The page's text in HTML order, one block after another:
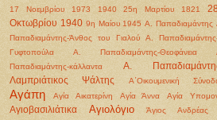
17 Νοεμβρίου 1973
1940 25η Μαρτίου 1821
Οκτωβρίου 1940 9η Μαίου 1945 Α. Παπαδιαμάντης
Παπαδιαμάντης-Άνθος του Γιαλού
Α.
Γυφτοπούλα
Α. Παπαδιαμάντης-Θεοφάνεια
Παπαδιαμάντης-κάλλαντα
Α.
Λαμπριάτικος Ψάλτης
Α΄Οικουμενική
Αγάπη Αγία Αικατερίνη Αγία Άννα Αγία
Αγιοβασιλιάτικα Αγιολόγιο
Άγιος Ανδρέας